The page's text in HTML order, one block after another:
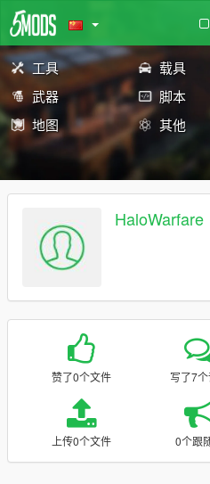
工具 载具
武器
脚本
地图
其他
HaloWarfare
赞了0个文件 写了7
上传0个文件 0个跟